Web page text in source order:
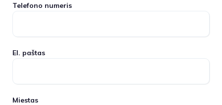
Telefono numeris
El. paštas
Miestas